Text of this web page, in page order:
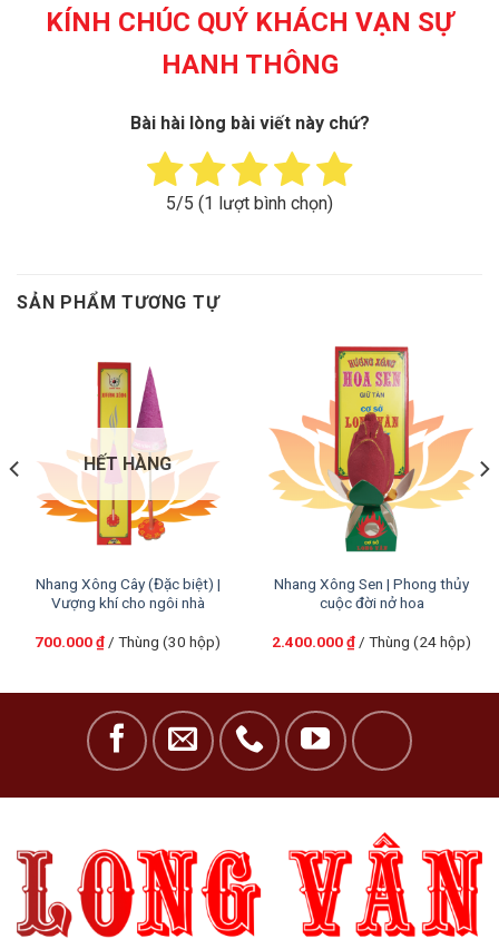
KÍNH CHÚC QUÝ KHÁCH VẠN SỰ
HANH THÔNG
Bài hài lòng bài viết này chứ?
5/5 (1 lượt bình chọn)
SẢN PHẨM TƯƠNG TỰ
HẾT HÀNG
Nhang Xông Cây (Đặc biệt) |
Vượng khí cho ngôi nhà
700.000₫ / Thùng (30 hộp)
Nhang Xông Sen | Phong thủy
cuộc đời nở hoa
2.400.000₫ / Thùng (24 hộp)